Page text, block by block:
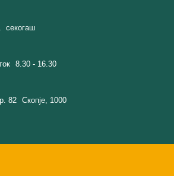
секогаш
8.30 - 16.30
82
Скопје, 1000